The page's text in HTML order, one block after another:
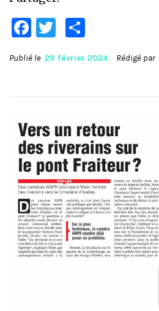
Facebook
Twitter
Publié le 29 février 2024 Rédigé par